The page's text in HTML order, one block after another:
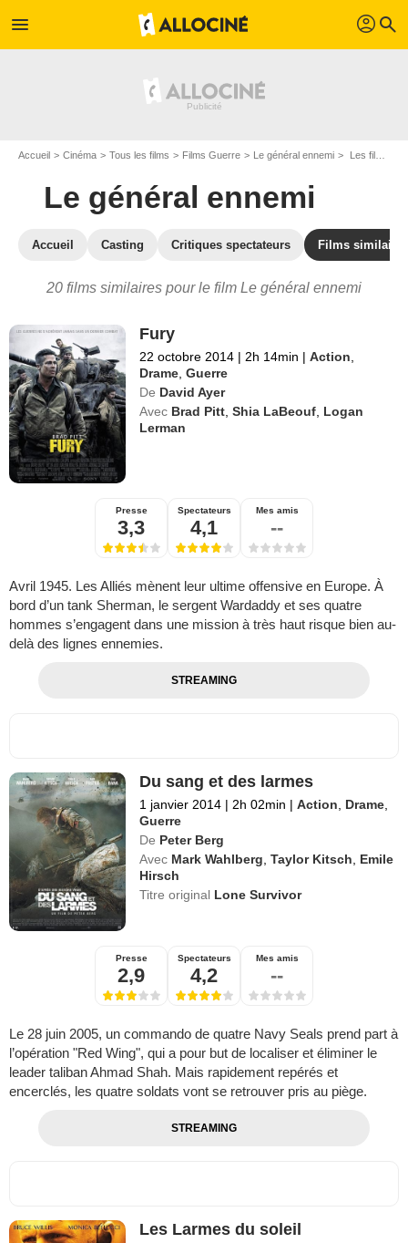
menu profil search
Accueil Cinéma Tous les films Films Guerre Le général ennemi Les films similaires à "Le général ennemi"
Le général ennemi
Accueil Casting Critiques spectateurs Films similaires
20 films similaires pour le film Le général ennemi
Fury
22 octobre 2014 | 2h 14min | Action
Drame ,Guerre
De David Ayer
Avec Brad Pitt ,Shia LaBeouf Logan
Lerman
Presse
3,3
Spectateurs
4,1
Mes amis
--
Avril 1945. Les Alliés mènent leur ultime offensive en Europe. À
bord d’un tank Sherman, le sergent Wardaddy et ses quatre
hommes s’engagent dans une mission à très haut risque bien au-
delà des lignes ennemies.
STREAMING
Du sang et des larmes
1 janvier 2014 | 2h 02min | Action Drame
Guerre
De Peter Berg
Avec Mark Wahlberg ,Taylor Kitsch
Emile
Hirsch
Titre original Lone Survivor
Presse
2,9
Spectateurs
4,2
Mes amis
--
Le 28 juin 2005, un commando de quatre Navy Seals prend part à
l’opération "Red Wing", qui a pour but de localiser et éliminer le
leader taliban Ahmad Shah. Mais rapidement repérés et
encerclés, les quatre soldats vont se retrouver pris au piège.
STREAMING
Les Larmes du soleil